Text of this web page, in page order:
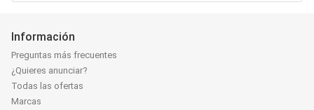
Información
Preguntas más frecuentes
¿Quieres anunciar?
Todas las ofertas
Marcas